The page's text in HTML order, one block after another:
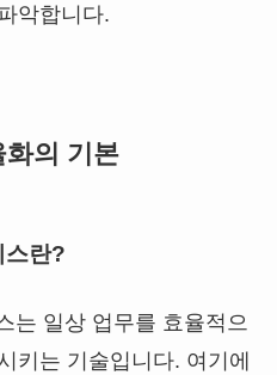
악합니다.
화의 기본
스란?
는 일상 업무를 효율적으
키는 기술입니다. 여기에